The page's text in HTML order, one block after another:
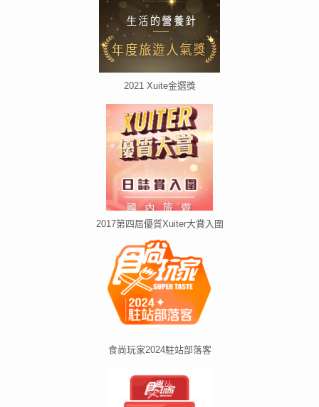
2021 Xuite金選獎
2017第四屆優質Xuiter大賞入圍
食尚玩家2024駐站部落客